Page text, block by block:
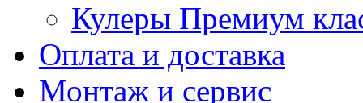
Кулеры Премиум
Оплата и доставка
Монтаж и сервис